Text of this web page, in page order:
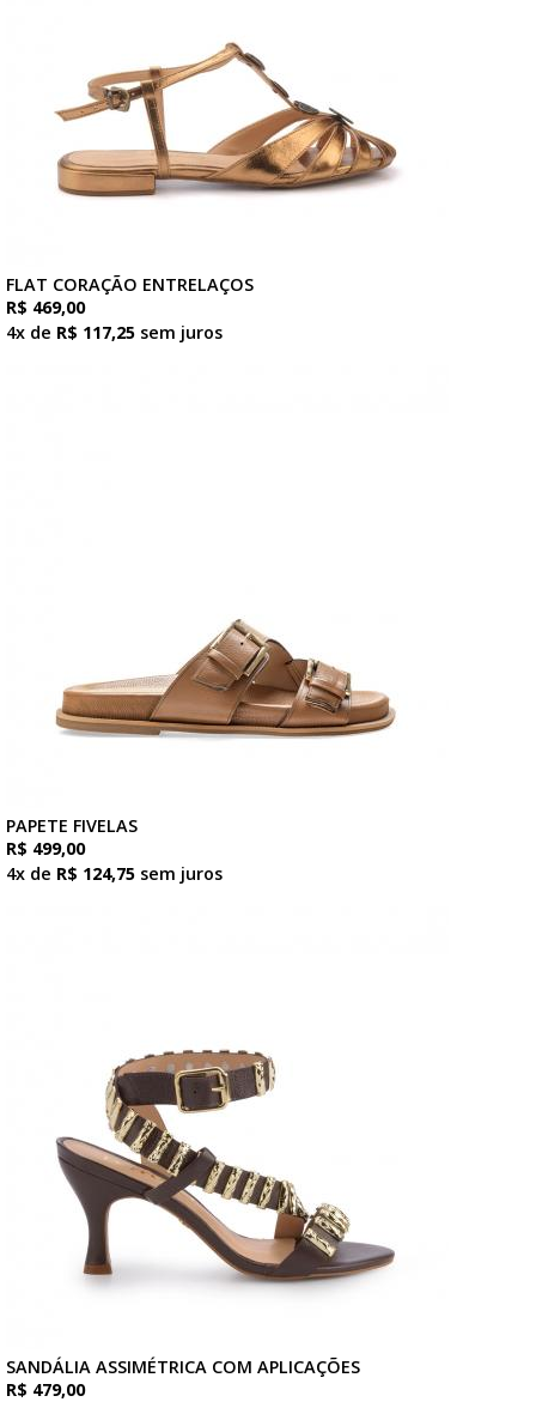
FLAT CORAÇÃO ENTRELAÇOS
R$ 469,00
4x de R$ 117,25 sem juros
PAPETE FIVELAS
R$ 499,00
4x de R$ 124,75 sem juros
SANDÁLIA ASSIMÉTRICA COM APLICAÇÕES
R$ 479,00